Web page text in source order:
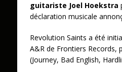
guitariste Joel Hoekstra
déclaration musicale
Revolution Saints a été
A&R de Frontiers
(Journey, Bad English,